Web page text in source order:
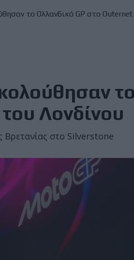
το Ολλανδικό GP στο Outernet
το
Λονδίνου
Βρετανίας στο Silverstone